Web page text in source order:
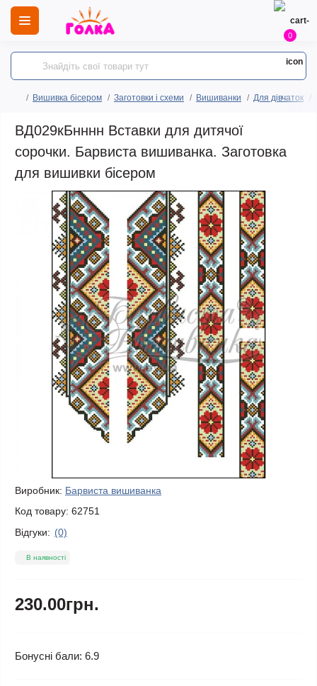
0
Вишивка бісером Заготовки і схеми Вишиванки Для дівчаток
ВД029кБнннн Вставки для дитячої
сорочки. Барвиста вишиванка. Заготовка
для вишивки бісером
Виробник: Барвиста вишиванка
Код товару: 62751
Відгуки: (0)
В наявності
230.00грн.
Бонусні бали: 6.9